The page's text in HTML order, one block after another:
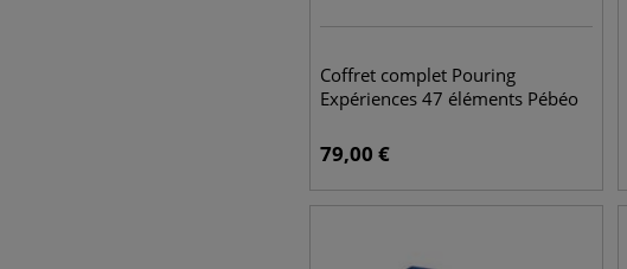
Coffret complet Pouring
Expériences 47 éléments Pébéo
79,00 €